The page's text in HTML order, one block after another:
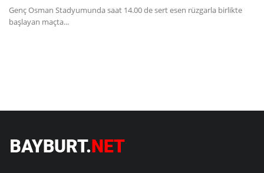
Genç Osman Stadyumunda saat 14.00 de sert esen rüzgarla birlikte
başlayan maçta...